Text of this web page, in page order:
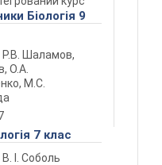
Біологія 9
Р.В. Шаламов,
О.А.
М.С.
7 клас
В. І. Соболь